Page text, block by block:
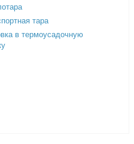
тара
в термоусадочную